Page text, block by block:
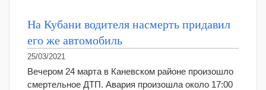
На Кубани водителя насмерть придавил
его же автомобиль
25/03/2021
Вечером 24 марта в Каневском районе произошло
смертельное ДТП. Авария произошла около 17:00